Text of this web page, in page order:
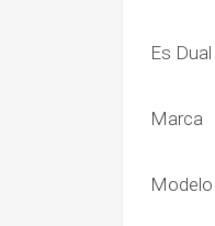
Es
Marca
Modelo